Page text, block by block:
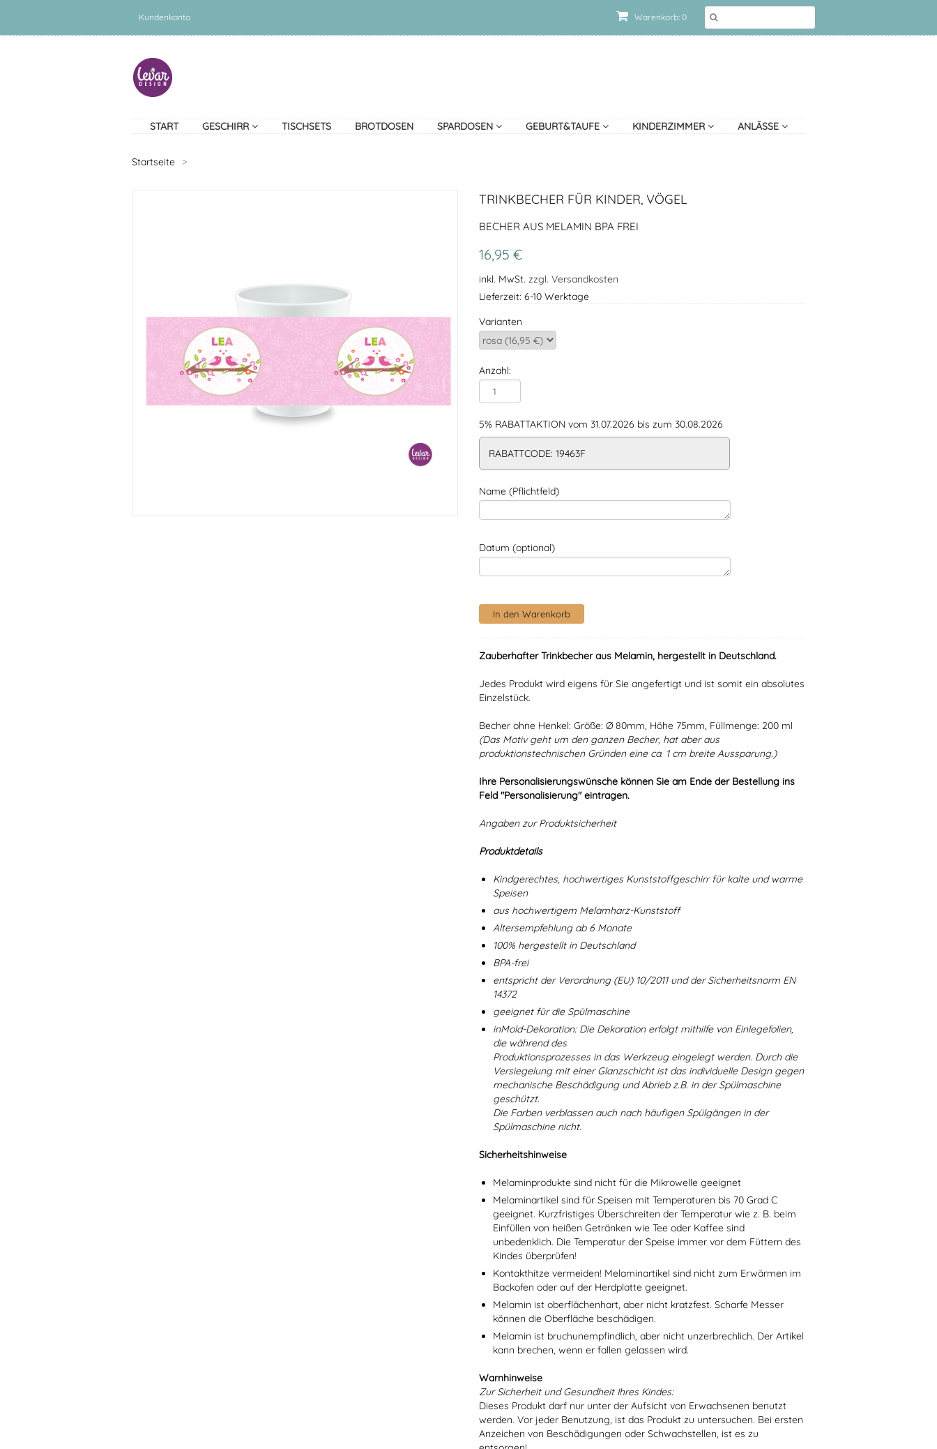
Warenkorb: 0
Kundenkonto
START GESCHIRR TISCHSETS BROTDOSEN SPARDOSEN GEBURT&TAUFE KINDERZIMMER ANLÄSSE
Startseite >
TRINKBECHER FÜR KINDER, VÖGEL
BECHER AUS MELAMIN BPA FREI
16,95 €
inkl. MwSt. zzgl. Versandkosten
Lieferzeit: 6-10 Werktage
Varianten
Anzahl:
5% RABATTAKTION vom 31.07.2026 bis zum 30.08.2026
RABATTCODE: 19463F
Name (Pflichtfeld)
Datum (optional)
Zauberhafter Trinkbecher aus Melamin, hergestellt in Deutschland.
Jedes Produkt wird eigens für Sie angefertigt und ist somit ein absolutes
Einzelstück.
Becher ohne Henkel: Größe: Ø 80mm, Höhe 75mm, Füllmenge: 200 ml
(Das Motiv geht um den ganzen Becher, hat aber aus
produktionstechnischen Gründen eine ca. 1 cm breite Aussparung.)
Ihre Personalisierungswünsche können Sie am Ende der Bestellung ins
Feld "Personalisierung" eintragen.
Angaben zur Produktsicherheit
Produktdetails
Kindgerechtes, hochwertiges Kunststoffgeschirr für kalte und warme
Speisen
aus hochwertigem Melamharz-Kunststoff
Altersempfehlung ab 6 Monate
100% hergestellt in Deutschland
BPA-frei
entspricht der Verordnung (EU) 10/2011 und der Sicherheitsnorm EN
14372
geeignet für die Spülmaschine
inMold-Dekoration: Die Dekoration erfolgt mithilfe von Einlegefolien,
die während des
Produktionsprozesses in das Werkzeug eingelegt werden. Durch die
Versiegelung mit einer Glanzschicht ist das individuelle Design gegen
mechanische Beschädigung und Abrieb z.B. in der Spülmaschine
geschützt.
Die Farben verblassen auch nach häufigen Spülgängen in der
Spülmaschine nicht.
Sicherheitshinweise
Melaminprodukte sind nicht für die Mikrowelle geeignet
Melaminartikel sind für Speisen mit Temperaturen bis 70 Grad C
geeignet. Kurzfristiges Überschreiten der Temperatur wie z. B. beim
Einfüllen von heißen Getränken wie Tee oder Kaffee sind
unbedenklich. Die Temperatur der Speise immer vor dem Füttern des
Kindes überprüfen!
Kontakthitze vermeiden! Melaminartikel sind nicht zum Erwärmen im
Backofen oder auf der Herdplatte geeignet.
Melamin ist oberflächenhart, aber nicht kratzfest. Scharfe Messer
können die Oberfläche beschädigen.
Melamin ist bruchunempfindlich, aber nicht unzerbrechlich. Der Artikel
kann brechen, wenn er fallen gelassen wird.
Warnhinweise
Zur Sicherheit und Gesundheit Ihres Kindes:
Dieses Produkt darf nur unter der Aufsicht von Erwachsenen benutzt
werden. Vor jeder Benutzung, ist das Produkt zu untersuchen. Bei ersten
Anzeichen von Beschädigungen oder Schwachstellen, ist es zu